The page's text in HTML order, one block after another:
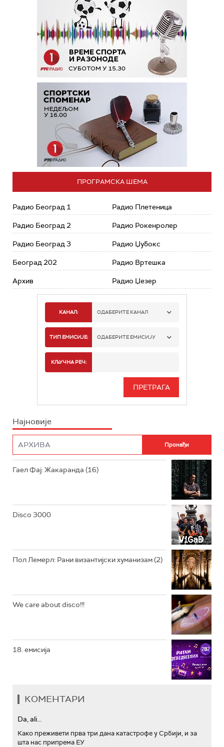
ПРОГРАМСКА ШЕМА
Радио Београд 1
Радио Београд 2
Радио Београд 3
Београд 202
Архив
Радио Плетеница
Радио Рокенролер
Радио Џубокс
Радио Вртешка
Радио Џезер
КАНАЛ: ОДАБЕРИТЕ КАНАЛ
РАДИО БЕОГРАД 1
РАДИО БЕОГРАД 3
РАДИО РОКЕНРОЛЕР
РАДИО ЏЕЗЕР
ТИП ЕМИСИЈЕ: ОДАБЕРИТЕ ЕМИСИЈУ
ИНФО
КЉУЧНА РЕЧ:
Најновије
Гаел Фај: Жакаранда (16)
Disco 3000
Пол Лемерл: Рани византијски хуманизам (2)
We care about disco!!!
18. емисија
КОМЕНТАРИ
Da, ali...
Како преживети прва три дана катастрофе у Србији, и за
шта нас припрема ЕУ